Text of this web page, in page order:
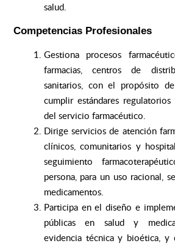
salud.
Competencias Profesionales
Gestiona procesos
farmacias, centros de
sanitarios, con el propósito
cumplir estándares
del servicio farmacéutico.
Dirige servicios de atención
clínicos, comunitarios y
seguimiento
persona, para un uso racional,
medicamentos.
Participa en el diseño e
públicas en salud y
evidencia técnica y bioética, y